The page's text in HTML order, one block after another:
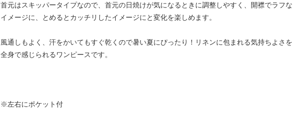
首元はスキッパータイプなので、首元の日焼けが気になるときに調整しやすく、開襟でラフな
イメージに、とめるとカッチリしたイメージにと変化を楽しめます。
風通しもよく、汗をかいてもすぐ乾くので暑い夏にぴったり！リネンに包まれる気持ちよさを
全身で感じられるワンピースです。
※左右にポケット付